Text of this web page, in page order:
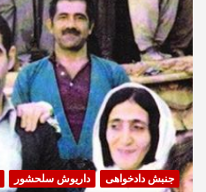
جنبش دادخواهی داریوش سلحشور